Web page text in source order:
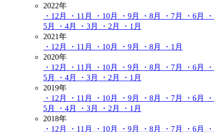
2022年
・12月
・11月 ・10月 ・9月 ・8月 ・7月 ・6月
・
5月
・4月 ・3月 ・2月
・1月
2021年
・12月
・11月 ・10月 ・9月 ・8月
・1月
2020年
・12月
・11月 ・10月 ・9月 ・8月 ・7月 ・6月
・
5月
・4月 ・3月 ・2月
・1月
2019年
・12月
・11月 ・10月 ・9月 ・8月 ・7月 ・6月
・
5月
・4月 ・3月 ・2月
・1月
2018年
・12月
・11月 ・10月 ・9月 ・8月 ・7月 ・6月
・